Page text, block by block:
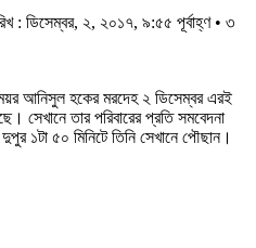
: ডিসেম্বর, ২, ২০১৭, ৯:৫৫ পূর্বাহ্ণ • ৩
আনিসুল হকের মরদেহ ২ ডিসেম্বর এরই
সেখানে তার পরিবারের প্রতি সমবেদনা
১টা ৫০ মিনিটে তিনি সেখানে পৌছান।